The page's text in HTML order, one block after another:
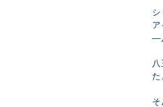
シ
―
た